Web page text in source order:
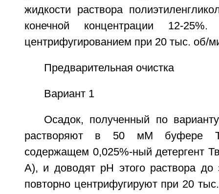
жидкости раствора
конечной концентрации 12-
центрифугированием при 20 тыс. об/
Предварительная очистка
Вариант 1
Осадок, полученный по
растворяют в 50 мМ буфере
содержащем 0,025%-ный детергент
A), и доводят pH этого раствора до
повторно центрифугируют при 20